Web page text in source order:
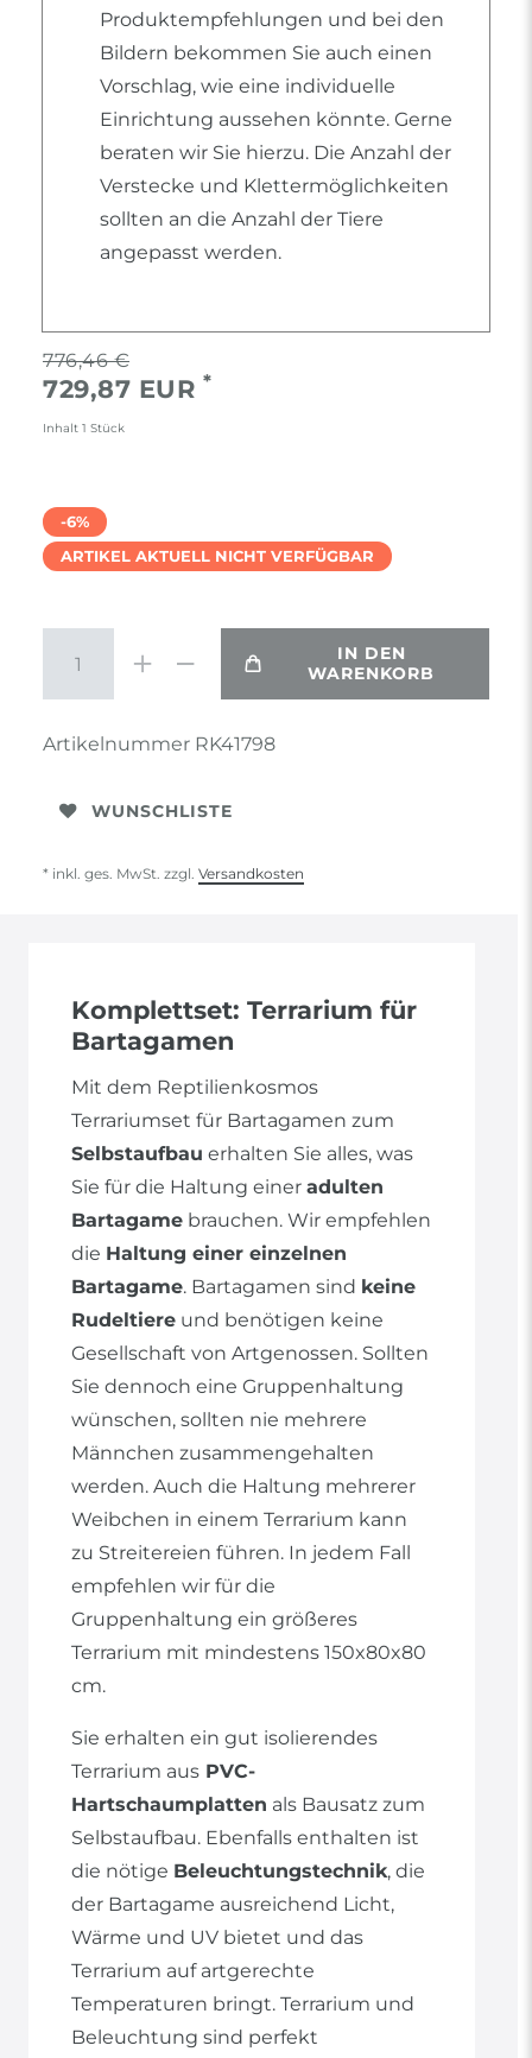
Produktempfehlungen und bei den
Bildern bekommen Sie auch einen
Vorschlag, wie eine individuelle
Einrichtung aussehen könnte. Gerne
beraten wir Sie hierzu. Die Anzahl der
Verstecke und Klettermöglichkeiten
sollten an die Anzahl der Tiere
angepasst werden.
776,46 €
729,87 EUR *
Inhalt 1 Stück
-6%
ARTIKEL AKTUELL NICHT VERFÜGBAR
IN DEN
WARENKORB
Artikelnummer RK41798
WUNSCHLISTE
* inkl. ges. MwSt. zzgl. Versandkosten
Komplettset: Terrarium für
Bartagamen
Mit dem Reptilienkosmos
Terrariumset für Bartagamen zum
Selbstaufbau erhalten Sie alles, was
Sie für die Haltung einer adulten
Bartagame brauchen. Wir empfehlen
die Haltung einer einzelnen
Bartagame. Bartagamen sind keine
Rudeltiere und benötigen keine
Gesellschaft von Artgenossen. Sollten
Sie dennoch eine Gruppenhaltung
wünschen, sollten nie mehrere
Männchen zusammengehalten
werden. Auch die Haltung mehrerer
Weibchen in einem Terrarium kann
zu Streitereien führen. In jedem Fall
empfehlen wir für die
Gruppenhaltung ein größeres
Terrarium mit mindestens 150x80x80
cm.
Sie erhalten ein gut isolierendes
Terrarium aus PVC-
Hartschaumplatten als Bausatz zum
Selbstaufbau. Ebenfalls enthalten ist
die nötige Beleuchtungstechnik, die
der Bartagame ausreichend Licht,
Wärme und UV bietet und das
Terrarium auf artgerechte
Temperaturen bringt. Terrarium und
Beleuchtung sind perfekt